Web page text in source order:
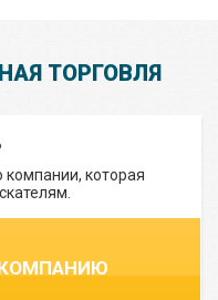
ТОРГОВЛЯ
которая